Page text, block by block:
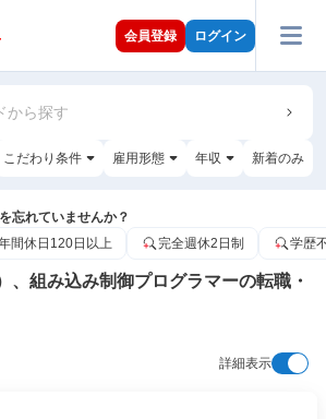
会員登録 ログイン
から探す
こだわり条件 雇用形態 年収 新着のみ
忘れていませんか？
間休日120日以上 完全週休2日制 学歴
、組み込み制御プログラマーの転職・
詳細表示